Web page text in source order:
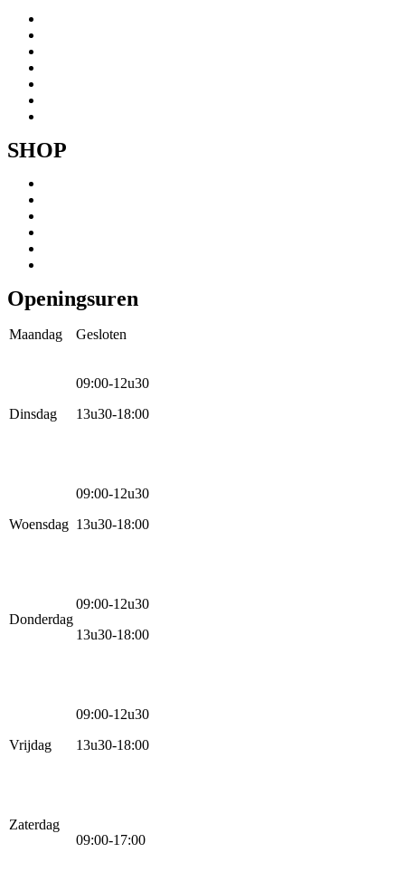
Menu
SHOP
Menu
Openingsuren
Maandag Gesloten
Dinsdag
09:00-12u30
13u30-18:00
Woensdag
09:00-12u30
13u30-18:00
Donderdag
09:00-12u30
13u30-18:00
Vrijdag
09:00-12u30
13u30-18:00
Zaterdag
09:00-17:00